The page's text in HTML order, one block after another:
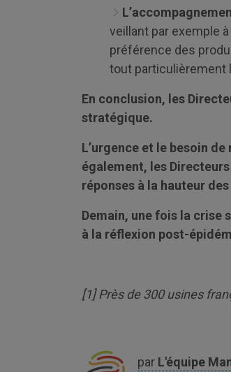
veillant par exemple
préférence des
tout particulièrement
En conclusion, les
stratégique.
L’urgence et le besoin
également, les
réponses à la hauteur
Demain, une fois la crise
à la réflexion post-
[1] Près de 300 usines
par L'équipe